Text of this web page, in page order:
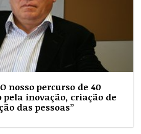
nosso percurso de 40
pela inovação, criação de
das pessoas”